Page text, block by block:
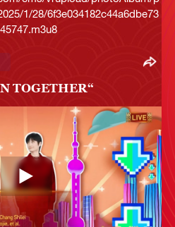
1/28/6f3e034182c44a6dbe73
TOGETHER“